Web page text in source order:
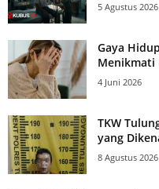
5 Agustus 2026
Gaya
Menikmati
4 Juni 2026
TKW
yang
8 Agustus 2026